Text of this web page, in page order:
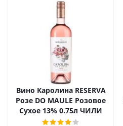
Вино Каролина RESERVA
Розе DO MAULE Розовое
Сухое 13% 0.75л ЧИЛИ